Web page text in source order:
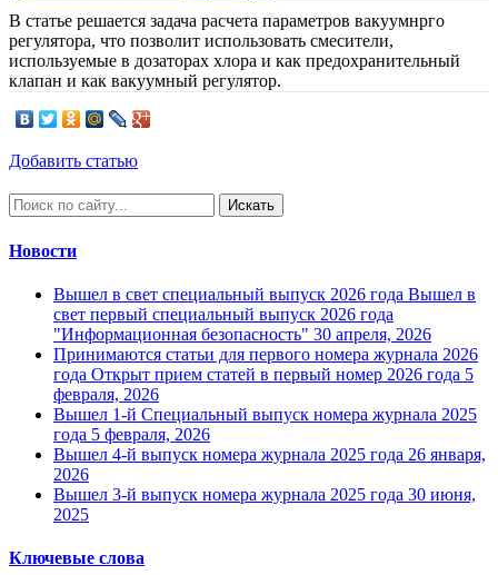
В статье решается задача расчета параметров вакуумнрго
регулятора, что позволит использовать смесители,
используемые в дозаторах хлора и как предохранительный
клапан и как вакуумный регулятор.
Добавить статью
Искать
Новости
Вышел в свет специальный выпуск 2026 года Вышел в
свет первый специальный выпуск 2026 года
"Информационная безопасность" 30 апреля, 2026
Принимаются статьи для первого номера журнала 2026
года Открыт прием статей в первый номер 2026 года 5
февраля, 2026
Вышел 1-й Специальный выпуск номера журнала 2025
года 5 февраля, 2026
Вышел 4-й выпуск номера журнала 2025 года 26 января,
2026
Вышел 3-й выпуск номера журнала 2025 года 30 июня,
2025
Ключевые слова